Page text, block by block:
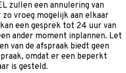
zullen een annulering van
vroeg mogelijk aan elkaar
een gesprek tot 24 uur van
ander moment inplannen. Let
van de afspraak biedt geen
omdat er een beperkt
is gesteld.